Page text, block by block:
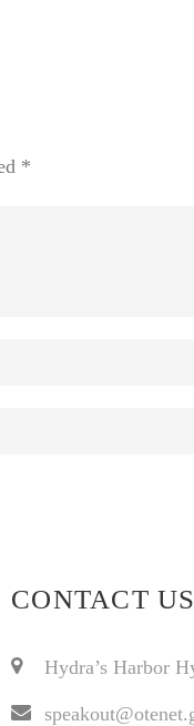
*
CONTACT US
Hydra’s Harbor